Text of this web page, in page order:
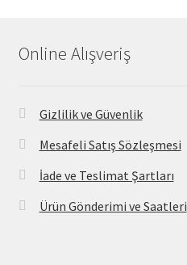
Online Alışveriş
Gizlilik ve Güvenlik
Mesafeli Satış Sözleşmesi
İade ve Teslimat Şartları
Ürün Gönderimi ve Saatleri